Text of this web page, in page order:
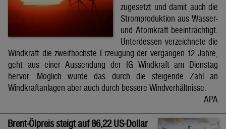
zugesetzt und damit auch die
Stromproduktion aus Wasser-
und Atomkraft beeinträchtigt.
Unterdessen verzeichnete die
Windkraft die zweithöchste Erzeugung der vergangen 12 Jahre,
geht aus einer Aussendung der IG Windkraft am Dienstag
hervor. Möglich wurde das durch die steigende Zahl an
Windkraftanlagen aber auch durch bessere Windverhältnisse.
APA
Brent-Ölpreis steigt auf 86,22 US-Dollar